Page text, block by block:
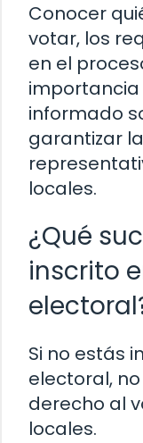
Conocer
votar, los
en el
importancia
informado
garantizar
locales.
¿Qué
inscrito
Si no estás
electoral,
derecho al
locales.